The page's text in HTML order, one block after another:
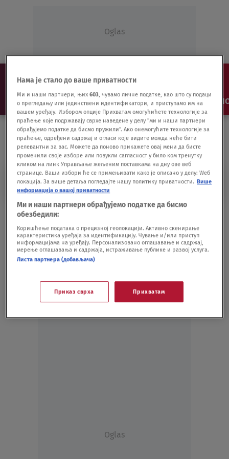
Oglas
NAJNOVIJE VESTI SHOW SPORT VIDEO
TRIVAN
na svetu
DRUŠTVO 30.03.20.
Oglas
Нама је стало до ваше приватности
Ми и наши партнери, њих603, чувамо личне податке, као што су подаци
о прегледању или јединствени идентификатори, и приступамо им на
вашем уређају. Избором опције Прихватам омогућићете технологије за
праћење које подржавају сврхе наведене у делу "ми и наши партнери
обрађујемо податке да бисмо пружили". Ако онемогућите технологије за
праћење, одређени садржај и огласи које видите можда неће бити
релевантни за вас. Можете да поново прикажете овај мени да бисте
променили своје изборе или повукли сагласност у било ком тренутку
кликом на линк Управљање жељеним поставкама на дну ове веб
странице. Ваши избори ће се примењивати како је описано у делу: Wеб
локација. За више детаља погледајте нашу политику приватности. Више
информација о вашој приватности
Ми и наши партнери обрађујемо податке да бисмо
обезбедили:
Коришћење података о прецизној геолокацији. Активно скенирање
карактеристика уређаја за идентификацију. Чување и/или приступ
информацијама на уређају. Персонализовано оглашавање и садржај,
мерење оглашавања и садржаја, истраживање публике и развој услуга.
Листа партнера (добављача)
Приказ сврха Прихватам